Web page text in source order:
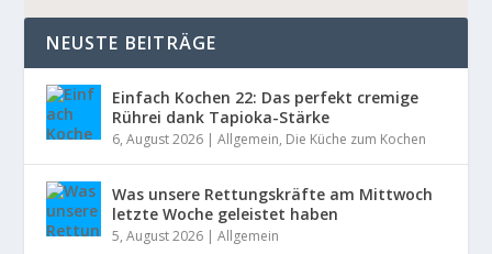
NEUSTE BEITRÄGE
Einfach Kochen 22: Das perfekt cremige
Rührei dank Tapioka-Stärke
6, August 2026 |Allgemein, Die Küche zum Kochen
Was unsere Rettungskräfte am Mittwoch
letzte Woche geleistet haben
5, August 2026 |Allgemein